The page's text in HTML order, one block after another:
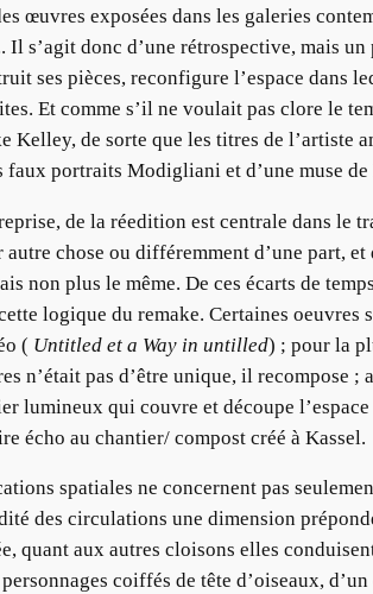
œuvres exposées dans les galeries
s’agit donc d’une rétrospective, mais
ses pièces, reconfigure l’espace dans
Et comme s’il ne voulait pas clore le
Kelley, de sorte que les titres de l’artiste
faux portraits Modigliani et d’une muse de
de la réedition est centrale dans le
chose ou différemment d’une part,
non plus le même. De ces écarts de
logique du remake. Certaines
( Untitled et a Way in untilled) ; pour la
n’était pas d’être unique, il recompose ;
lumineux qui couvre et découpe
écho au chantier/ compost créé à Kassel.
spatiales ne concernent pas
des circulations une dimension
quant aux autres cloisons elles
coiffés de tête d’oiseaux,